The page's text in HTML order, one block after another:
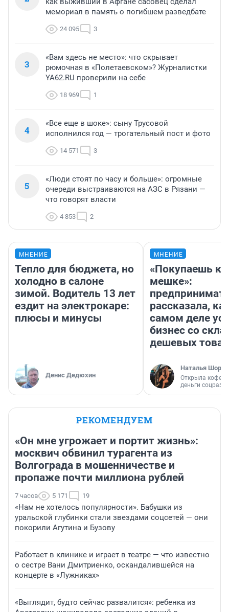
мемориал в память о погибшем разведбате
24 095 3
3
«Вам здесь не место»: что скрывает
рюмочная в «Полетаевском»? Журналистки
YA62.RU проверили на себе
18 969 1
4
«Все еще в шоке»: сыну Трусовой
исполнился год — трогательный пост и фото
14 571 3
5
«Люди стоят по часу и больше»: огромные
очереди выстраиваются на АЗС в Рязани —
что говорят власти
4 853 2
МНЕНИЕ
Тепло для бюджета, но
холодно в салоне
зимой. Водитель 13 лет
ездит на электрокаре:
плюсы и минусы
Денис Дедюхин
МНЕНИЕ
«Покупаешь
мешке»:
рассказала,
самом деле
бизнес со
дешевых
Наталья
Открыла
деньги
РЕКОМЕНДУЕМ
«Он мне угрожает и портит жизнь»:
москвич обвинил турагента из
Волгограда в мошенничестве и
пропаже почти миллиона рублей
7 часов 5 171 19
«Нам не хотелось популярности». Бабушки из
уральской глубинки стали звездами соцсетей — они
покорили Агутина и Бузову
Работает в клинике и играет в театре — что известно
о сестре Вани Дмитриенко, оскандалившейся на
концерте в «Лужниках»
«Выглядит, будто сейчас развалится»: ребенка из